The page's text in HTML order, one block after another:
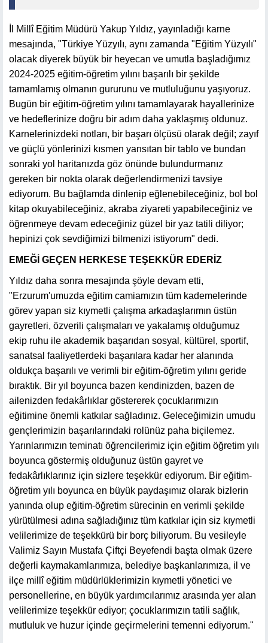
İl Millî Eğitim Müdürü Yakup Yıldız, yayınladığı karne
mesajında, "Türkiye Yüzyılı, aynı zamanda "Eğitim Yüzyılı"
olacak diyerek büyük bir heyecan ve umutla başladığımız
2024-2025 eğitim-öğretim yılını başarılı bir şekilde
tamamlamış olmanın gururunu ve mutluluğunu yaşıyoruz.
Bugün bir eğitim-öğretim yılını tamamlayarak hayallerinize
ve hedeflerinize doğru bir adım daha yaklaşmış oldunuz.
Karnelerinizdeki notları, bir başarı ölçüsü olarak değil; zayıf
ve güçlü yönlerinizi kısmen yansıtan bir tablo ve bundan
sonraki yol haritanızda göz önünde bulundurmanız
gereken bir nokta olarak değerlendirmenizi tavsiye
ediyorum. Bu bağlamda dinlenip eğlenebileceğiniz, bol bol
kitap okuyabileceğiniz, akraba ziyareti yapabileceğiniz ve
öğrenmeye devam edeceğiniz güzel bir yaz tatili diliyor;
hepinizi çok sevdiğimizi bilmenizi istiyorum" dedi.
EMEĞİ GEÇEN HERKESE TEŞEKKÜR EDERİZ
Yıldız daha sonra mesajında şöyle devam etti,
"Erzurum'umuzda eğitim camiamızın tüm kademelerinde
görev yapan siz kıymetli çalışma arkadaşlarımın üstün
gayretleri, özverili çalışmaları ve yakalamış olduğumuz
ekip ruhu ile akademik başarıdan sosyal, kültürel, sportif,
sanatsal faaliyetlerdeki başarılara kadar her alanında
oldukça başarılı ve verimli bir eğitim-öğretim yılını geride
bıraktık. Bir yıl boyunca bazen kendinizden, bazen de
ailenizden fedakârlıklar göstererek çocuklarımızın
eğitimine önemli katkılar sağladınız. Geleceğimizin umudu
gençlerimizin başarılarındaki rolünüz paha biçilemez.
Yarınlarımızın teminatı öğrencilerimiz için eğitim öğretim yılı
boyunca göstermiş olduğunuz üstün gayret ve
fedakârlıklarınız için sizlere teşekkür ediyorum. Bir eğitim-
öğretim yılı boyunca en büyük paydaşımız olarak bizlerin
yanında olup eğitim-öğretim sürecinin en verimli şekilde
yürütülmesi adına sağladığınız tüm katkılar için siz kıymetli
velilerimize de teşekkürü bir borç biliyorum. Bu vesileyle
Valimiz Sayın Mustafa Çiftçi Beyefendi başta olmak üzere
değerli kaymakamlarımıza, belediye başkanlarımıza, il ve
ilçe millî eğitim müdürlüklerimizin kıymetli yönetici ve
personellerine, en büyük yardımcılarımız arasında yer alan
velilerimize teşekkür ediyor; çocuklarımızın tatili sağlık,
mutluluk ve huzur içinde geçirmelerini temenni ediyorum."